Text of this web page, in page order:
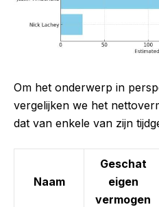
Om het onderwerp in
vergelijken we het
dat van enkele van zijn
Naam
Geschat
eigen
vermogen